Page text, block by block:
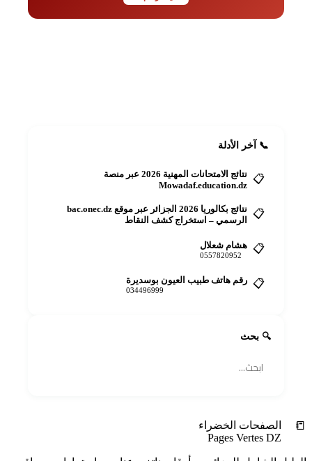
📞 آخر الأدلة
📋
نتائج الامتحانات المهنية 2026 عبر منصة
Mowadaf.education.dz
📋
نتائج بكالوريا 2026 الجزائر عبر موقع bac.onec.dz
الرسمي – استخراج كشف النقاط
📋 هشام شعلال
0557820952
📋 رقم هاتف طبيب العيون بوسديرة
034496999
🔍 بحث
📒
الصفحات الخضراء
Pages Vertes DZ